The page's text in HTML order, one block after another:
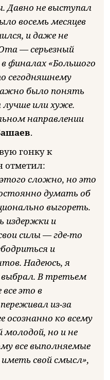
Давно не выступал
восемь месяцев
и даже не
— серьезный
в финалах «Большого
сегодняшнему
было понять
или хуже.
направлении
.
гонку к
отметил:
сложно, но это
думать об
выгореть.
издержки и
силы — где-то
и
Надеюсь, я
В третьем
это в
из-за
осознанно ко всему
молодой, но и не
все выполняемые
свой смысл»,